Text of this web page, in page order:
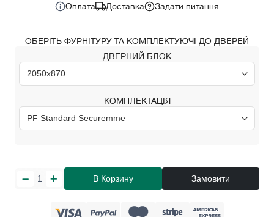
Оплата Доставка Задати питання
ОБЕРІТЬ ФУРНІТУРУ ТА КОМПЛЕКТУЮЧІ ДО ДВЕРЕЙ
ДВЕРНИЙ БЛОК
КОМПЛЕКТАЦІЯ
В Корзину Замовити